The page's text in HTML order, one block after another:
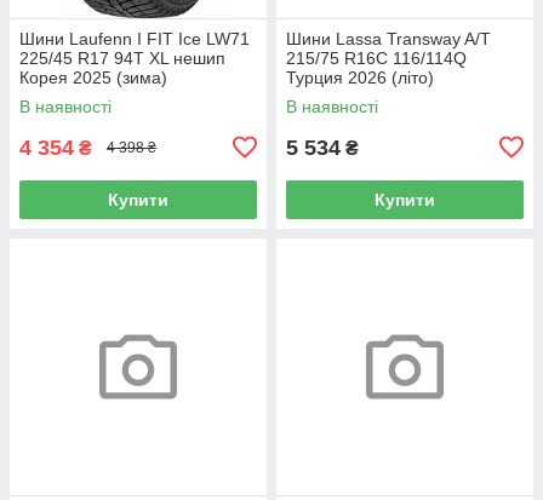
Шини Laufenn I FIT Ice LW71
225/45 R17 94T XL нешип
Корея 2025 (зима)
В наявності
4 354 ₴ 4 398 ₴
Купити
Шини Lassa Transway A/T
215/75 R16C 116/114Q
Турция 2026 (літо)
В наявності
5 534 ₴
Купити